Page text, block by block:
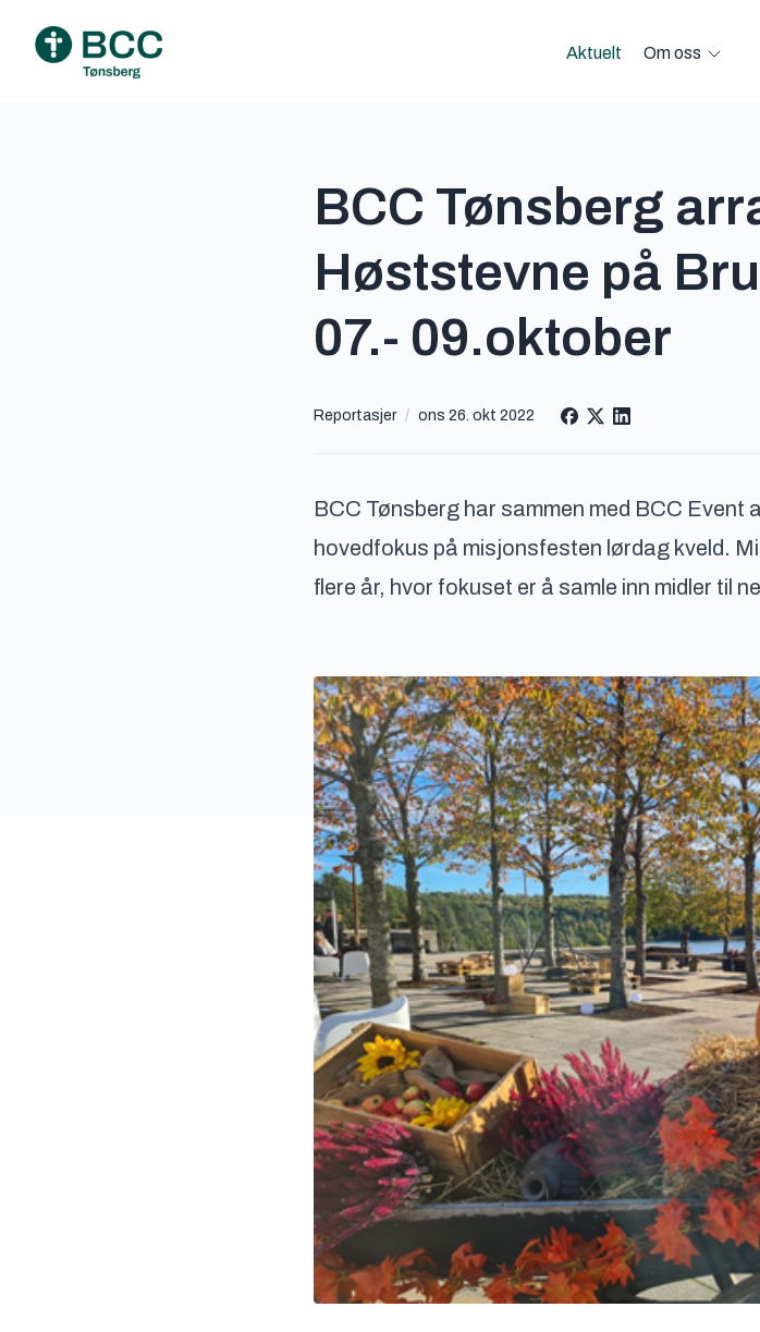
Aktuelt
Om oss
BCC Tønsberg
Høststevne på
07.- 09.oktober
Reportasjer / ons 26. okt 2022
BCC Tønsberg har sammen med BCC
hovedfokus på misjonsfesten lørdag kveld.
flere år, hvor fokuset er å samle inn midler til